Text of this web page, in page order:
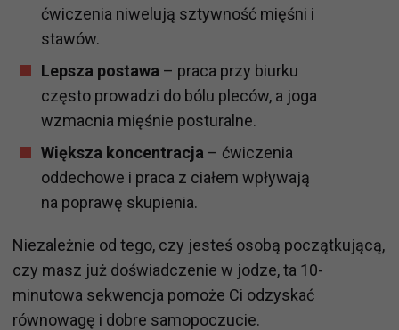
ćwiczenia niwelują sztywność mięśni i
stawów.
Lepsza postawa – praca przy biurku
często prowadzi do bólu pleców, a joga
wzmacnia mięśnie posturalne.
Większa koncentracja – ćwiczenia
oddechowe i praca z ciałem wpływają
na poprawę skupienia.
Niezależnie od tego, czy jesteś osobą początkującą,
czy masz już doświadczenie w jodze, ta 10-
minutowa sekwencja pomoże Ci odzyskać
równowagę i dobre samopoczucie.